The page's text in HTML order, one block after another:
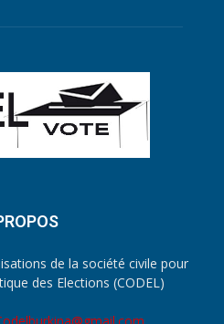
de la société civile pour
des Elections (CODEL)